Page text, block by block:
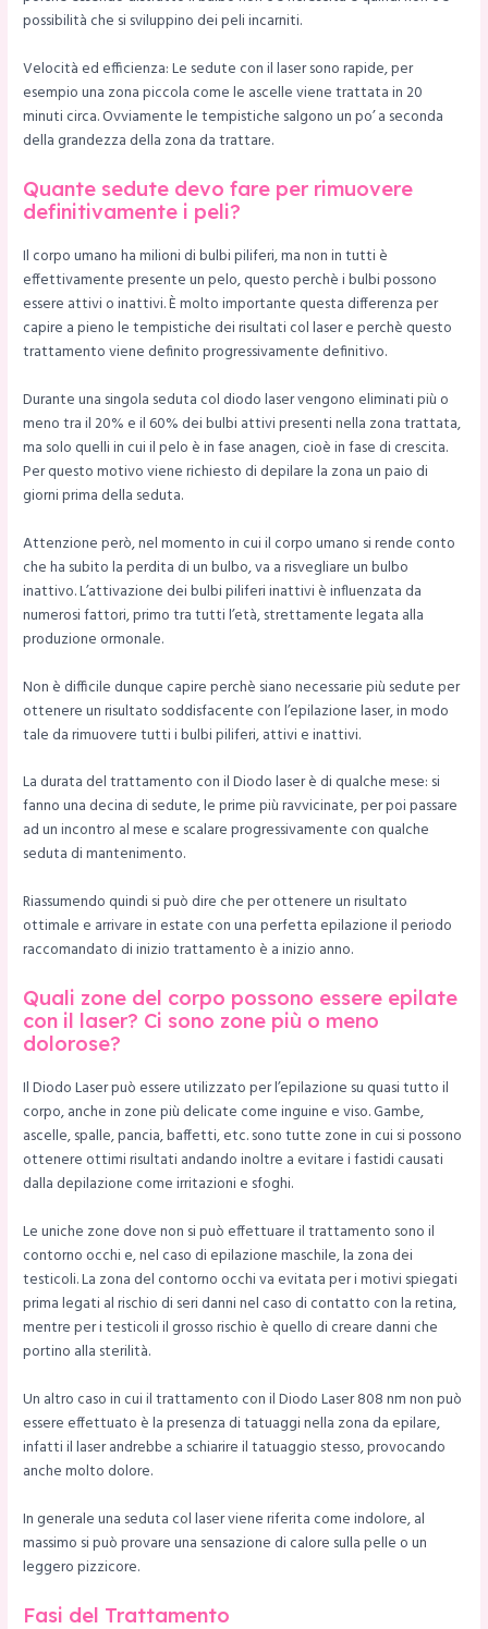
possibilità che si sviluppino dei peli incarniti.
Velocità ed efficienza: Le sedute con il laser sono rapide, per
esempio una zona piccola come le ascelle viene trattata in 20
minuti circa. Ovviamente le tempistiche salgono un po’ a seconda
della grandezza della zona da trattare.
Quante sedute devo fare per rimuovere
definitivamente i peli?
Il corpo umano ha milioni di bulbi piliferi, ma non in tutti è
effettivamente presente un pelo, questo perchè i bulbi possono
essere attivi o inattivi. È molto importante questa differenza per
capire a pieno le tempistiche dei risultati col laser e perchè questo
trattamento viene definito progressivamente definitivo.
Durante una singola seduta col diodo laser vengono eliminati più o
meno tra il 20% e il 60% dei bulbi attivi presenti nella zona trattata,
ma solo quelli in cui il pelo è in fase anagen, cioè in fase di crescita.
Per questo motivo viene richiesto di depilare la zona un paio di
giorni prima della seduta.
Attenzione però, nel momento in cui il corpo umano si rende conto
che ha subito la perdita di un bulbo, va a risvegliare un bulbo
inattivo. L’attivazione dei bulbi piliferi inattivi è influenzata da
numerosi fattori, primo tra tutti l’età, strettamente legata alla
produzione ormonale.
Non è difficile dunque capire perchè siano necessarie più sedute per
ottenere un risultato soddisfacente con l’epilazione laser, in modo
tale da rimuovere tutti i bulbi piliferi, attivi e inattivi.
La durata del trattamento con il Diodo laser è di qualche mese: si
fanno una decina di sedute, le prime più ravvicinate, per poi passare
ad un incontro al mese e scalare progressivamente con qualche
seduta di mantenimento.
Riassumendo quindi si può dire che per ottenere un risultato
ottimale e arrivare in estate con una perfetta epilazione il periodo
raccomandato di inizio trattamento è a inizio anno.
Quali zone del corpo possono essere epilate
con il laser? Ci sono zone più o meno
dolorose?
Il Diodo Laser può essere utilizzato per l’epilazione su quasi tutto il
corpo, anche in zone più delicate come inguine e viso. Gambe,
ascelle, spalle, pancia, baffetti, etc. sono tutte zone in cui si possono
ottenere ottimi risultati andando inoltre a evitare i fastidi causati
dalla depilazione come irritazioni e sfoghi.
Le uniche zone dove non si può effettuare il trattamento sono il
contorno occhi e, nel caso di epilazione maschile, la zona dei
testicoli. La zona del contorno occhi va evitata per i motivi spiegati
prima legati al rischio di seri danni nel caso di contatto con la retina,
mentre per i testicoli il grosso rischio è quello di creare danni che
portino alla sterilità.
Un altro caso in cui il trattamento con il Diodo Laser 808 nm non può
essere effettuato è la presenza di tatuaggi nella zona da epilare,
infatti il laser andrebbe a schiarire il tatuaggio stesso, provocando
anche molto dolore.
In generale una seduta col laser viene riferita come indolore, al
massimo si può provare una sensazione di calore sulla pelle o un
leggero pizzicore.
Fasi del Trattamento